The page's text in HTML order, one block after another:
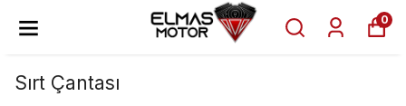
0
Sırt Çantası